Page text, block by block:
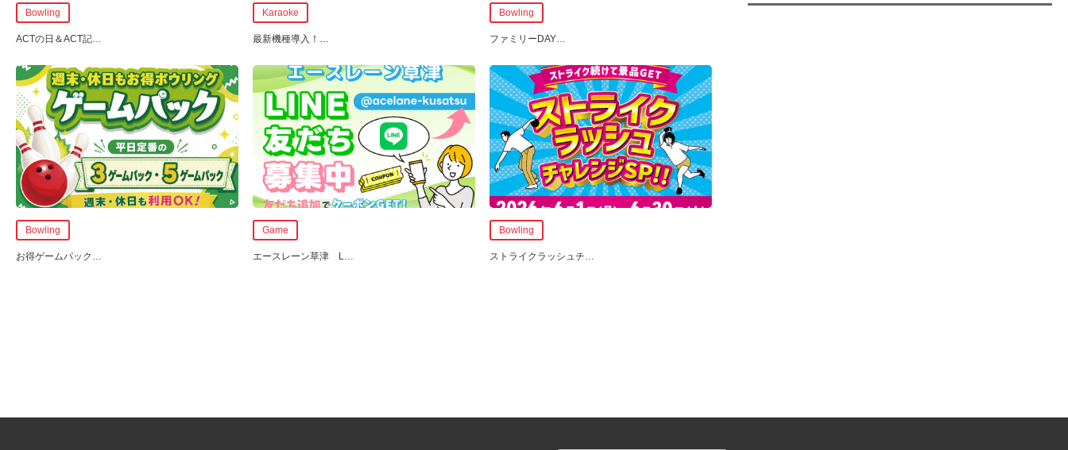
Bowling
ACTの日＆ACT記…
Karaoke
最新機種導入！ …
Bowling
ファミリーDAY…
Bowling
お得ゲームパック
Game
エースレーン草津 L
Bowling
ストライクラッシュチ